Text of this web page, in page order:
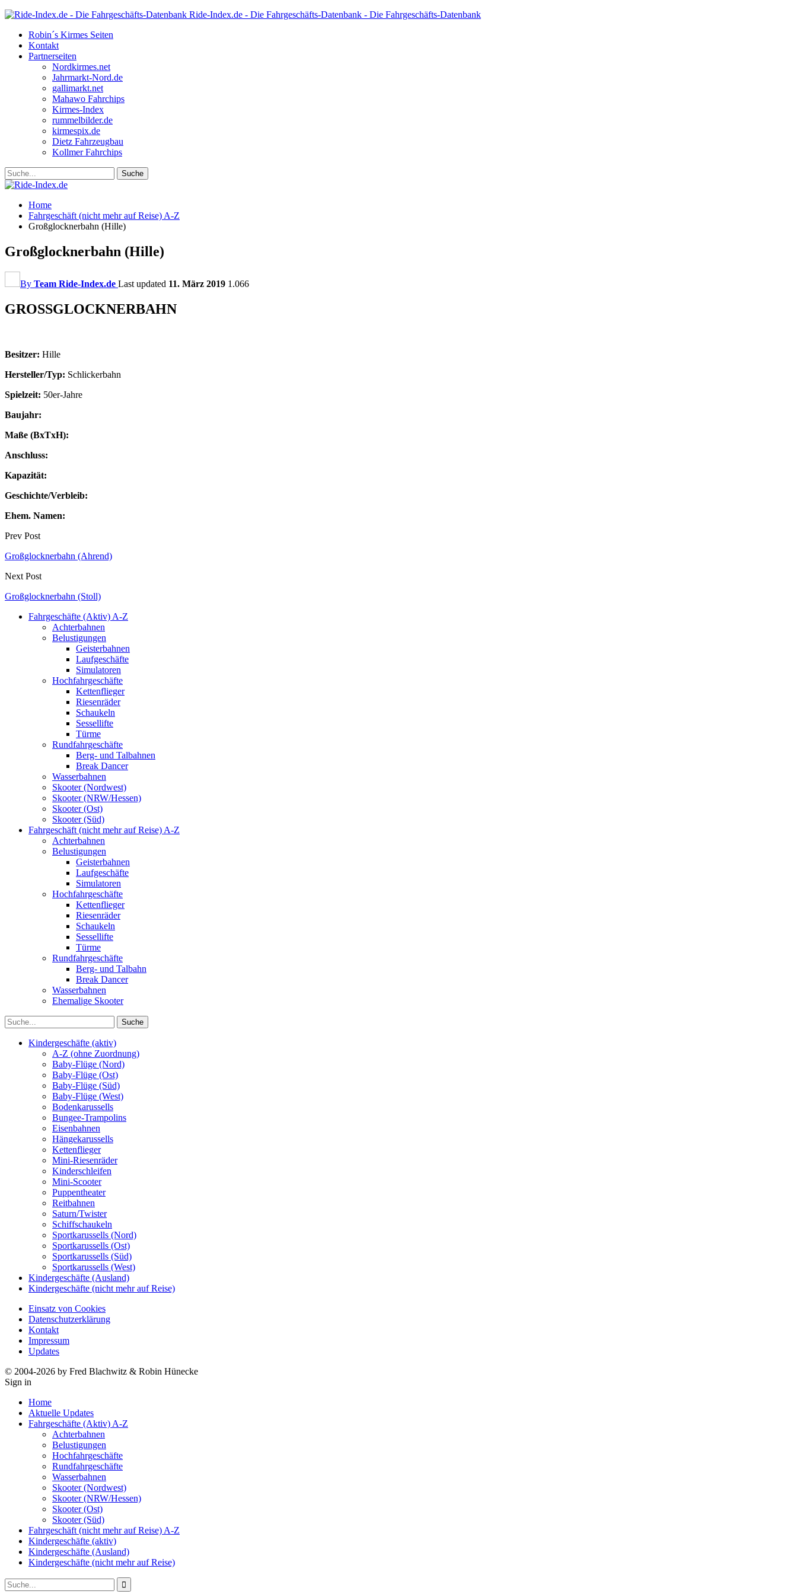
Ride-Index.de - Die Fahrgeschäfts-Datenbank - Die Fahrgeschäfts-Datenbank
Robin´s Kirmes Seiten
Kontakt
Partnerseiten
Nordkirmes.net
Jahrmarkt-Nord.de
gallimarkt.net
Mahawo Fahrchips
Kirmes-Index
rummelbilder.de
kirmespix.de
Dietz Fahrzeugbau
Kollmer Fahrchips
Home
Fahrgeschäft (nicht mehr auf Reise) A-Z
Großglocknerbahn (Hille)
Großglocknerbahn (Hille)
By Team Ride-Index.de Last updated 11. März 2019 1.066
GROSSGLOCKNERBAHN
Besitzer: Hille
Hersteller/Typ: Schlickerbahn
Spielzeit: 50er-Jahre
Baujahr:
Maße (BxTxH):
Anschluss:
Kapazität:
Geschichte/Verbleib:
Ehem. Namen:
Prev Post
Großglocknerbahn (Ahrend)
Next Post
Großglocknerbahn (Stoll)
Fahrgeschäfte (Aktiv) A-Z
Achterbahnen
Belustigungen
Geisterbahnen
Laufgeschäfte
Simulatoren
Hochfahrgeschäfte
Kettenflieger
Riesenräder
Schaukeln
Sessellifte
Türme
Rundfahrgeschäfte
Berg- und Talbahnen
Break Dancer
Wasserbahnen
Skooter (Nordwest)
Skooter (NRW/Hessen)
Skooter (Ost)
Skooter (Süd)
Fahrgeschäft (nicht mehr auf Reise) A-Z
Achterbahnen
Belustigungen
Geisterbahnen
Laufgeschäfte
Simulatoren
Hochfahrgeschäfte
Kettenflieger
Riesenräder
Schaukeln
Sessellifte
Türme
Rundfahrgeschäfte
Berg- und Talbahn
Break Dancer
Wasserbahnen
Ehemalige Skooter
Kindergeschäfte (aktiv)
A-Z (ohne Zuordnung)
Baby-Flüge (Nord)
Baby-Flüge (Ost)
Baby-Flüge (Süd)
Baby-Flüge (West)
Bodenkarussells
Bungee-Trampolins
Eisenbahnen
Hängekarussells
Kettenflieger
Mini-Riesenräder
Kinderschleifen
Mini-Scooter
Puppentheater
Reitbahnen
Saturn/Twister
Schiffschaukeln
Sportkarussells (Nord)
Sportkarussells (Ost)
Sportkarussells (Süd)
Sportkarussells (West)
Kindergeschäfte (Ausland)
Kindergeschäfte (nicht mehr auf Reise)
Einsatz von Cookies
Datenschutzerklärung
Kontakt
Impressum
Updates
© 2004-2026 by Fred Blachwitz & Robin Hünecke
Sign in
Home
Aktuelle Updates
Fahrgeschäfte (Aktiv) A-Z
Achterbahnen
Belustigungen
Hochfahrgeschäfte
Rundfahrgeschäfte
Wasserbahnen
Skooter (Nordwest)
Skooter (NRW/Hessen)
Skooter (Ost)
Skooter (Süd)
Fahrgeschäft (nicht mehr auf Reise) A-Z
Kindergeschäfte (aktiv)
Kindergeschäfte (Ausland)
Kindergeschäfte (nicht mehr auf Reise)